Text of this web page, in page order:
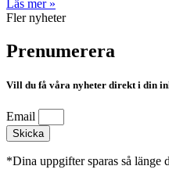
Läs mer »
Fler nyheter
Prenumerera
Vill du få våra nyheter direkt i din
Email
Skicka
*Dina uppgifter sparas så länge